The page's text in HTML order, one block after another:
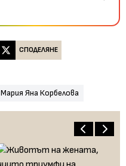
СПОДЕЛЯНЕ
Мария Яна Корбелова